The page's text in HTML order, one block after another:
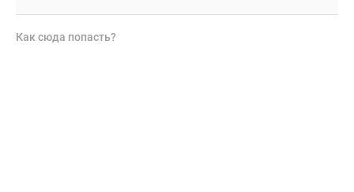
Как сюда попасть?